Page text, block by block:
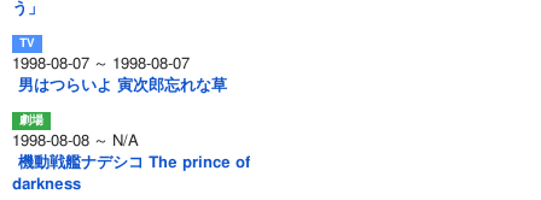
う」
1998-08-07 ～ 1998-08-07
男はつらいよ 寅次郎忘れな草
1998-08-08 ～ N/A
機動戦艦ナデシコ The prince of
darkness